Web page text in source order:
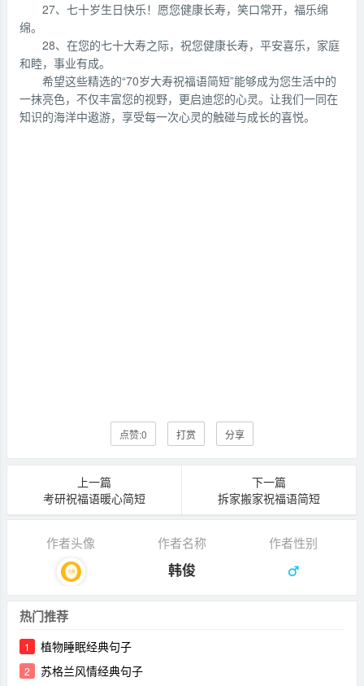
27、七十岁生日快乐！愿您健康长寿，笑口常开，福乐绵
绵。
28、在您的七十大寿之际，祝您健康长寿，平安喜乐，家庭
和睦，事业有成。
希望这些精选的“70岁大寿祝福语简短”能够成为您生活中的
一抹亮色，不仅丰富您的视野，更启迪您的心灵。让我们一同在
知识的海洋中遨游，享受每一次心灵的触碰与成长的喜悦。
点赞:0 打赏 分享
上一篇
考研祝福语暖心简短
下一篇
拆家搬家祝福语简短
作者头像 作者名称 作者性别
韩俊
热门推荐
1 植物睡眠经典句子
2 苏格兰风情经典句子